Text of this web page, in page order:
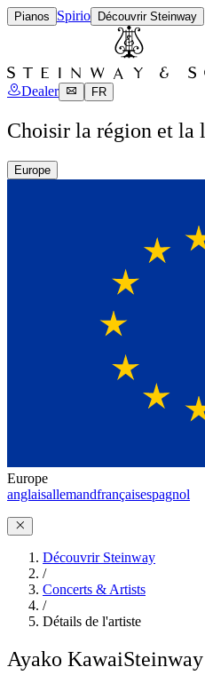
Pianos Spirio Découvrir Steinway
Dealer FR
Choisir la région et la
Europe
Europe
anglaisallemandfrançaisespagnol
Découvrir Steinway
/
Concerts & Artists
/
Détails de l'artiste
Ayako Kawai